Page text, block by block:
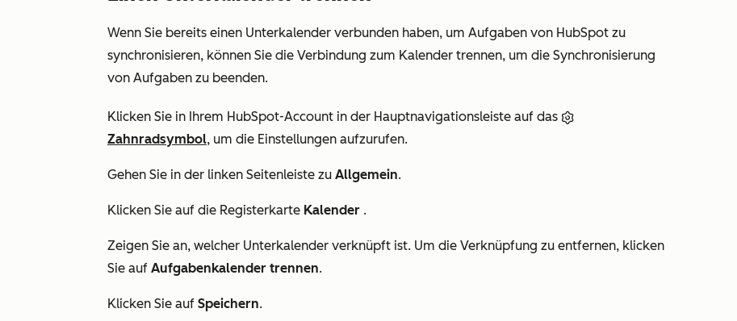
Wenn Sie bereits einen Unterkalender verbunden haben, um Aufgaben von HubSpot zu
synchronisieren, können Sie die Verbindung zum Kalender trennen, um die Synchronisierung
von Aufgaben zu beenden.
Klicken Sie in Ihrem HubSpot-Account in der Hauptnavigationsleiste auf das
Zahnradsymbol, um die Einstellungen aufzurufen.
Gehen Sie in der linken Seitenleiste zu Allgemein.
Klicken Sie auf die Registerkarte Kalender .
Zeigen Sie an, welcher Unterkalender verknüpft ist. Um die Verknüpfung zu entfernen, klicken
Sie auf Aufgabenkalender trennen.
Klicken Sie auf Speichern.